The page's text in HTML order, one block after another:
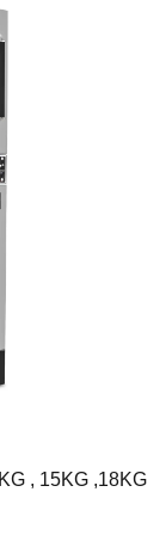
, 15KG ,18KG